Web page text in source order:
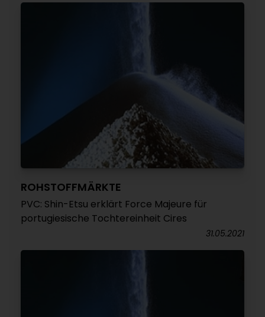
ROHSTOFFMÄRKTE
PVC: Shin-Etsu erklärt Force Majeure für
portugiesische Tochtereinheit Cires
31.05.2021